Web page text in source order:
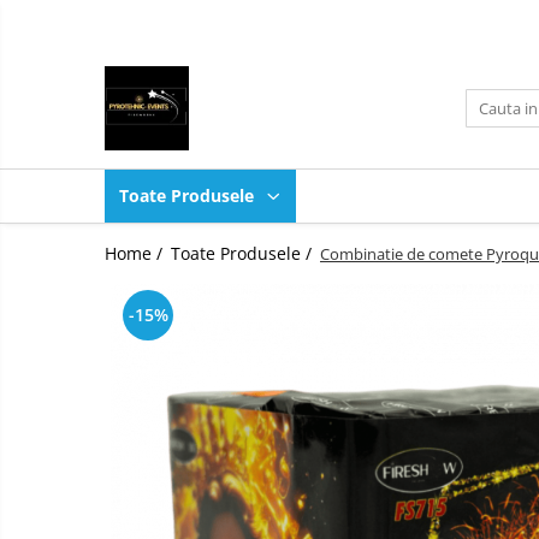
Toate Produsele
Artificii exterior
Artificii interior
Emitatoare sunet
Artificii interior
Sisteme declansare
Organizare jocuri artificii
Accesorii casa si gradina
Piscine SPA Interior Exterior
Accesorii
evenimente
Toate Produsele
Home / Toate Produsele / Combinatie de comete
-15%